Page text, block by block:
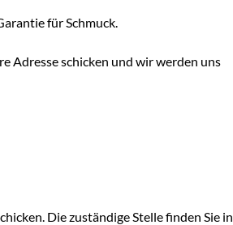
für Schmuck.
Adresse schicken und wir werden uns
Die zuständige Stelle finden Sie in